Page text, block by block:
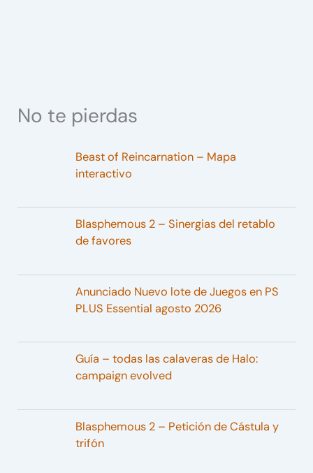
No te pierdas
Beast of Reincarnation – Mapa
interactivo
Blasphemous 2 – Sinergias del retablo
de favores
Anunciado Nuevo lote de Juegos en PS
PLUS Essential agosto 2026
Guía – todas las calaveras de Halo:
campaign evolved
Blasphemous 2 – Petición de Cástula y
trifón